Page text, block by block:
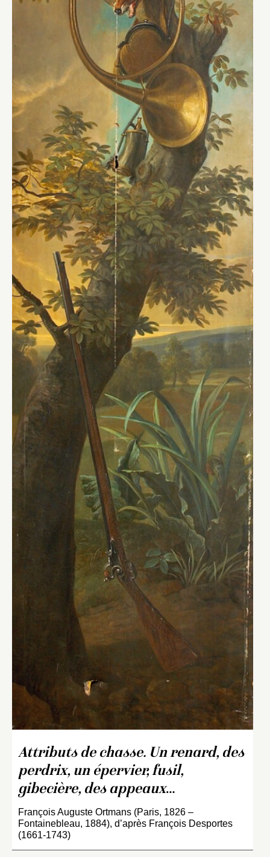
Attributs de chasse. Un renard, des
perdrix, un épervier, fusil,
gibecière, des appeaux…
François Auguste Ortmans (Paris, 1826 –
Fontainebleau, 1884), d’après François Desportes
(1661-1743)